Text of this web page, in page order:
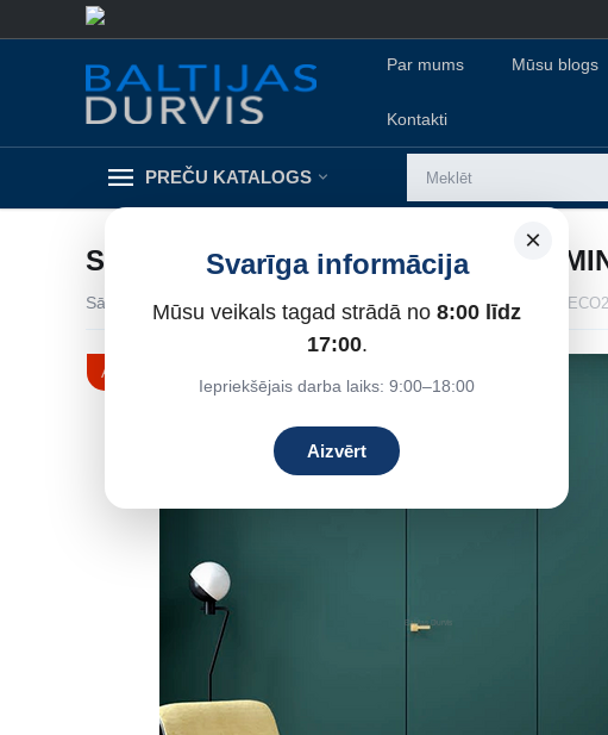
Par mums Mūsu blogs
Kontakti
PREČU KATALOGS
×
Svarīga informācija
Mūsu veikals tagad strādā no8:00 līdz
17:00.
Iepriekšējais darba laiks: 9:00–18:00
Aizvērt
SARA ECO2 (SLEPTĀS
Sākums / Iekšdurvis DRE iekšdurvis / Sleptās durvis / SARA
Atlaide 13%